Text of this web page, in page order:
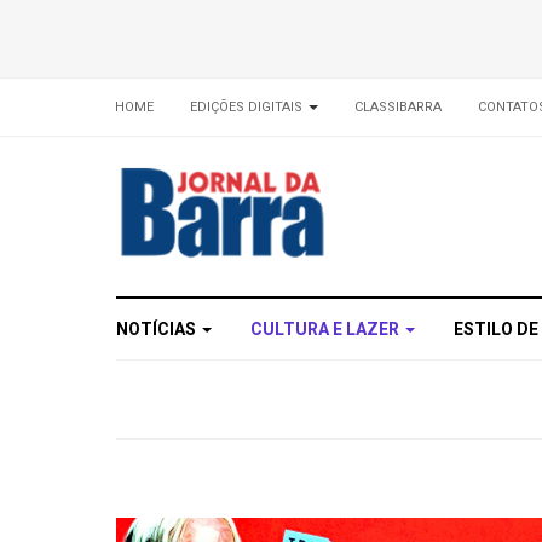
HOME EDIÇÕES DIGITAIS CLASSIBARRA
NOTÍCIAS CULTURA E LAZER ESTILO